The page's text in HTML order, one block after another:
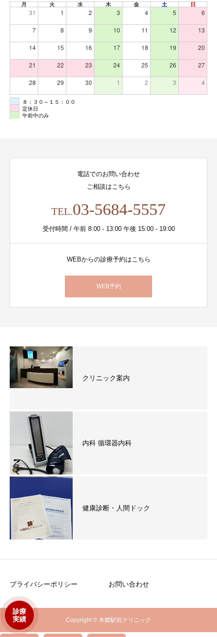
診療
実績
月 火 水 木 金 土 日
31 1 2 3 4 5 6
7 8 9 10 11 12 13
14 15 16 17 18 19 20
21 22 23 24 25 26 27
28 29 30 1 2 3 4
８：３０～１５：００
定休日
午前中のみ
電話でのお問い合わせ
ご相談はこちら
TEL.03-5684-5557
受付時間 / 午前 8:00 - 13:00 午後 15:00 - 19:00
WEBからの診療予約はこちら
WEB予約
クリニック案内
内科 循環器内科
健康診断・人間ドック
プライバシーポリシー お問い合わせ
Copyright © 本郷駅前クリニック